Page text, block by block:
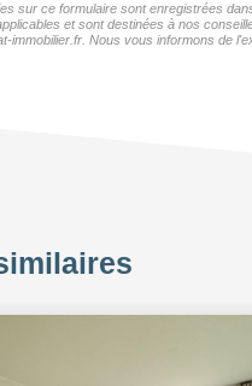
sur ce formulaire sont enregistrées
et sont destinées à nos
immobilier.fr. Nous vous informons de